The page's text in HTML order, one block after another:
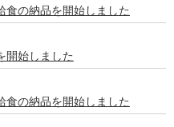
食の納品を開始しました
開始しました
食の納品を開始しました